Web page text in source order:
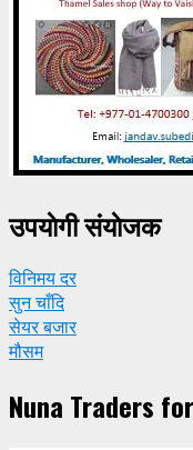
उपयाेगी संयाेजक
विनिमय दर
सुन चाँदि
सेयर बजार
मौसम
Nuna Traders